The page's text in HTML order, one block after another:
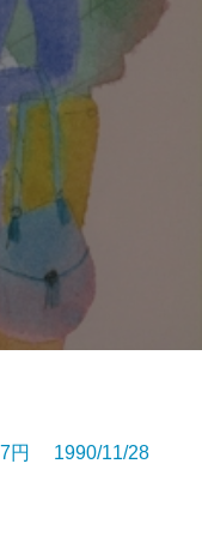
円 1990/11/28